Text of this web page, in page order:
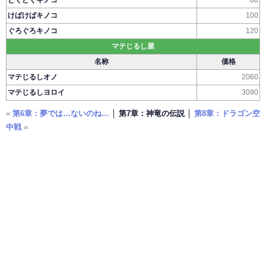
けばけばキノコ
100
ぐろぐろキノコ
120
マテじるし屋
名称
価格
マテじるしオノ
2060
マテじるしヨロイ
3090
« 第6章：夢では…ないのね… │ 第7章：神竜の伝説 │ 第8章：ドラゴン空
中戦 »